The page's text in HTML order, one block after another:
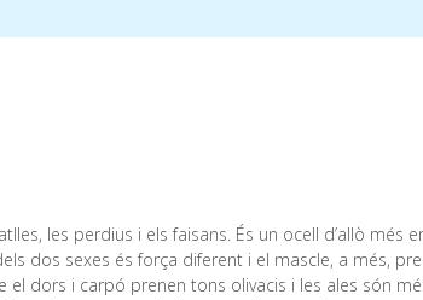
les perdius i els faisans. És un ocell d’allò més
dos sexes és força diferent i el mascle, a més,
dors i carpó prenen tons olivacis i les ales són